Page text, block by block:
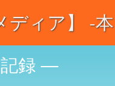
ィア】 -
記録 ―